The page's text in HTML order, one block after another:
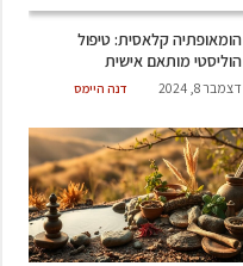
הומאופתיה קלאסית: טיפול
הוליסטי מותאם אישית
דנה היימס דצמבר 8, 2024